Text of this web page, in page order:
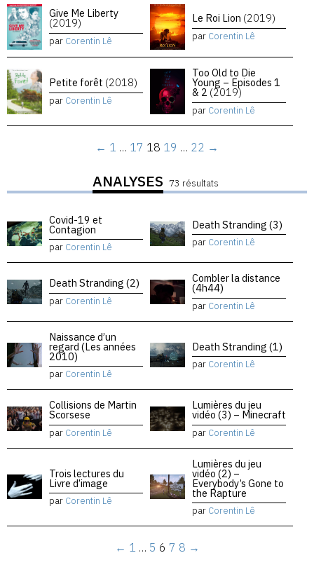
Give Me Liberty
(2019)
par Corentin Lê
Le Roi Lion (2019)
par Corentin Lê
Petite forêt (2018)
par Corentin Lê
Too Old to Die
Young – Episodes 1
& 2 (2019)
par Corentin Lê
← 1 … 17 18 19 … 22 →
ANALYSES 73 résultats
Covid-19 et
Contagion
par Corentin Lê
Death Stranding (3)
par Corentin Lê
Death Stranding (2)
par Corentin Lê
Combler la distance
(4h44)
par Corentin Lê
Naissance d’un
regard (Les années
2010)
par Corentin Lê
Death Stranding (1)
par Corentin Lê
Collisions de Martin
Scorsese
par Corentin Lê
Lumières du jeu
vidéo (3) – Minecraft
par Corentin Lê
Trois lectures du
Livre d’image
par Corentin Lê
Lumières du jeu
vidéo (2) –
Everybody’s Gone to
the Rapture
par Corentin Lê
← 1 … 5 6 7 8 →